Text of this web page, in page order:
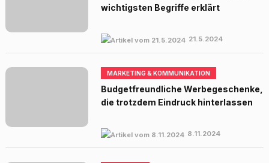
wichtigsten Begriffe erklärt
21.5.2024
MARKETING & KOMMUNIKATION
Budgetfreundliche Werbegeschenke,
die trotzdem Eindruck hinterlassen
8.11.2024